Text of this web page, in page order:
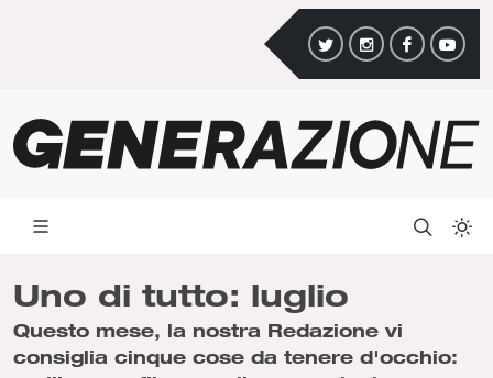
Uno di tutto: luglio
Questo mese, la nostra Redazione vi
consiglia cinque cose da tenere d'occhio: